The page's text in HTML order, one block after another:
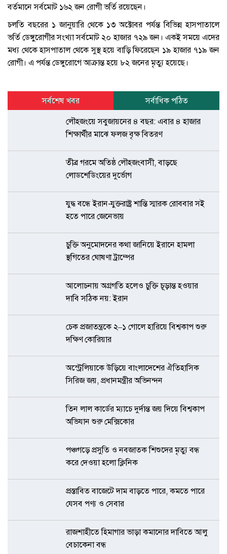
বর্তমানে সর্বমোট ১৬২ জন রোগী ভর্তি রয়েছেন।
চলতি বছরের ১ জানুয়ারি থেকে ১৩ অক্টোবর পর্যন্ত বিভিন্ন হাসপাতালে
ভর্তি ডেঙ্গুরোগীর সংখ্যা সর্বমোট ২০ হাজার ৭২৯ জন। একই সময়ে এদের
মধ্য থেকে হাসপাতাল থেকে সুস্থ হয়ে বাড়ি ফিরেছেন ১৯ হাজার ৭১৯ জন
রোগী। এ পর্যন্ত ডেঙ্গুরোগে আক্রান্ত হয়ে ৮২ জনের মৃত্যু হয়েছে।
সর্বশেষ খবর
সর্বাধিক পঠিত
লৌহজংয়ে সবুজায়নের ৪ বছর: এবার ৪ হাজার
শিক্ষার্থীর মাঝে ফলজ বৃক্ষ বিতরণ
তীব্র গরমে অতিষ্ঠ লৌহজংবাসী, বাড়ছে
লোডশেডিংয়ের দুর্ভোগ
যুদ্ধ বন্ধে ইরান-যুক্তরাষ্ট্র শান্তি স্মারক রোববার সই
হতে পারে জেনেভায়
চুক্তি অনুমোদনের কথা জানিয়ে ইরানে হামলা
স্থগিতের ঘোষণা ট্রাম্পের
আলোচনায় অগ্রগতি হলেও চুক্তি চূড়ান্ত হওয়ার
দাবি সঠিক নয়: ইরান
চেক প্রজাতন্ত্রকে ২–১ গোলে হারিয়ে বিশ্বকাপ শুরু
দক্ষিণ কোরিয়ার
অস্ট্রেলিয়াকে উড়িয়ে বাংলাদেশের ঐতিহাসিক
সিরিজ জয়, প্রধানমন্ত্রীর অভিনন্দন
তিন লাল কার্ডের ম্যাচে দুর্দান্ত জয় দিয়ে বিশ্বকাপ
অভিযান শুরু মেক্সিকোর
পঞ্চগড়ে প্রসুতি ও নবজাতক শিশুদের মৃত্যু বন্ধ
করে দেওয়া হলো ক্লিনিক
প্রস্তাবিত বাজেটে দাম বাড়তে পারে, কমতে পারে
যেসব পণ্য ও সেবার
রাজশাহীতে হিমাগার ভাড়া কমানোর দাবিতে আলু
বেচাকেনা বন্ধ